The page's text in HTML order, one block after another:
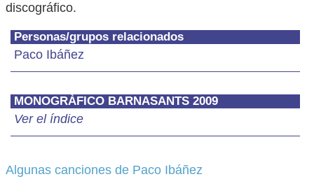
discográfico.
Personas/grupos relacionados
Paco Ibáñez
MONOGRÀFICO BARNASANTS 2009
Ver el índice
Algunas canciones de Paco Ibáñez